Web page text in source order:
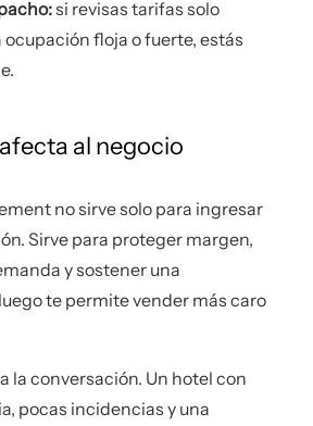
si revisas tarifas solo
ocupación floja o fuerte, estás
al negocio
no sirve solo para ingresar
Sirve para proteger margen,
y sostener una
te permite vender más caro
la conversación. Un hotel con
pocas incidencias y una